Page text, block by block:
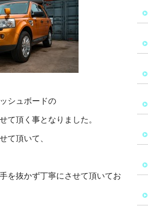
シュボードの
て頂く事となりました。
て頂いて、
を抜かず丁寧にさせて頂いてお